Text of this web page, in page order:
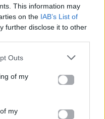
This information may
on the IAB’s List of
further disclose it to other
Outs
of my
my
MSN
άρθρο